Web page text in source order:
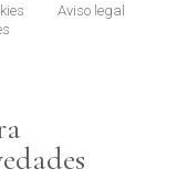
Aviso legal